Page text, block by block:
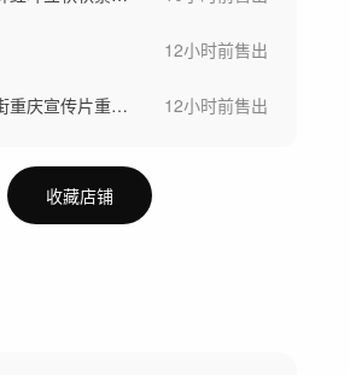
12小时前售出
重庆夜市美食街重庆宣传片重庆火锅 12小时前售出
收藏店铺